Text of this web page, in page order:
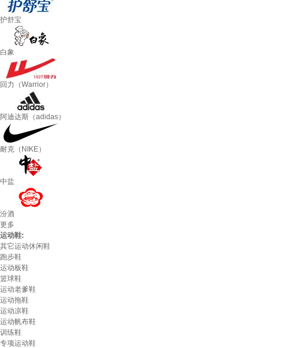
护舒宝
白象
回力（Warrior）
阿迪达斯（adidas）
耐克（NIKE）
中盐
汾酒
更多
运动鞋:
其它运动休闲鞋
跑步鞋
运动板鞋
篮球鞋
运动老爹鞋
运动拖鞋
运动凉鞋
运动帆布鞋
训练鞋
专项运动鞋